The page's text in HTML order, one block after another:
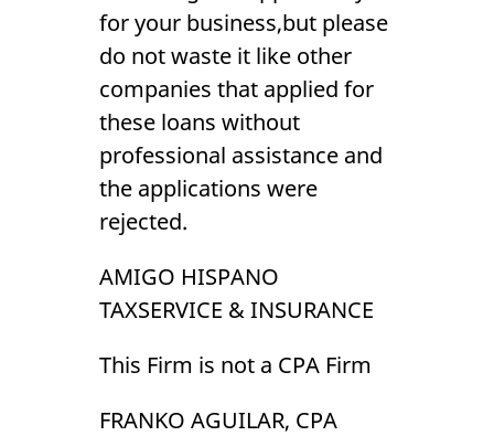
for your business,but please
do not waste it like other
companies that applied for
these loans without
professional assistance and
the applications were
rejected.
AMIGO HISPANO
TAXSERVICE & INSURANCE
This Firm is not a CPA Firm
FRANKO AGUILAR, CPA